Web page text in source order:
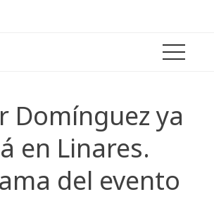
Domínguez ya
en Linares.
del evento